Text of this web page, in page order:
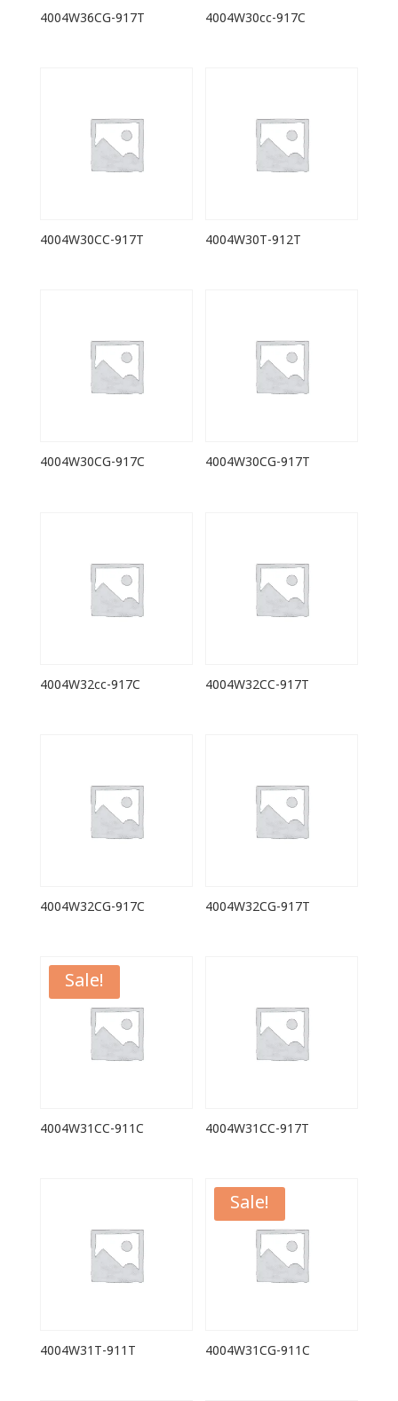
4004W36CG-917T 4004W30cc-917C
4004W30CC-917T 4004W30T-912T
4004W30CG-917C 4004W30CG-917T
4004W32cc-917C 4004W32CC-917T
4004W32CG-917C 4004W32CG-917T
Sale!
4004W31CC-911C 4004W31CC-917T
4004W31T-911T
Sale!
4004W31CG-911C